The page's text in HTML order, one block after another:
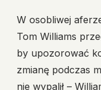
W osobliwej
Tom Williams
by upozorować
zmianę podczas
nie wypalił –